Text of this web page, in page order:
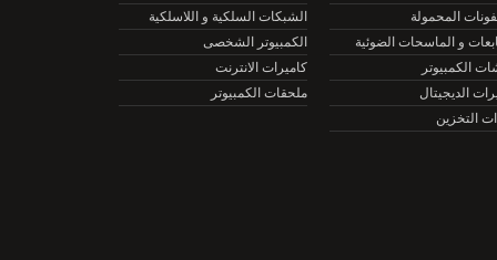
المحمولة
الشبكات السلكية و اللاسلكية
و الماسحات الضوئية
الكمبيوتر الشخصى
كاميرات الانترنت
الديجيتال
ملحقات الكمبيوتر